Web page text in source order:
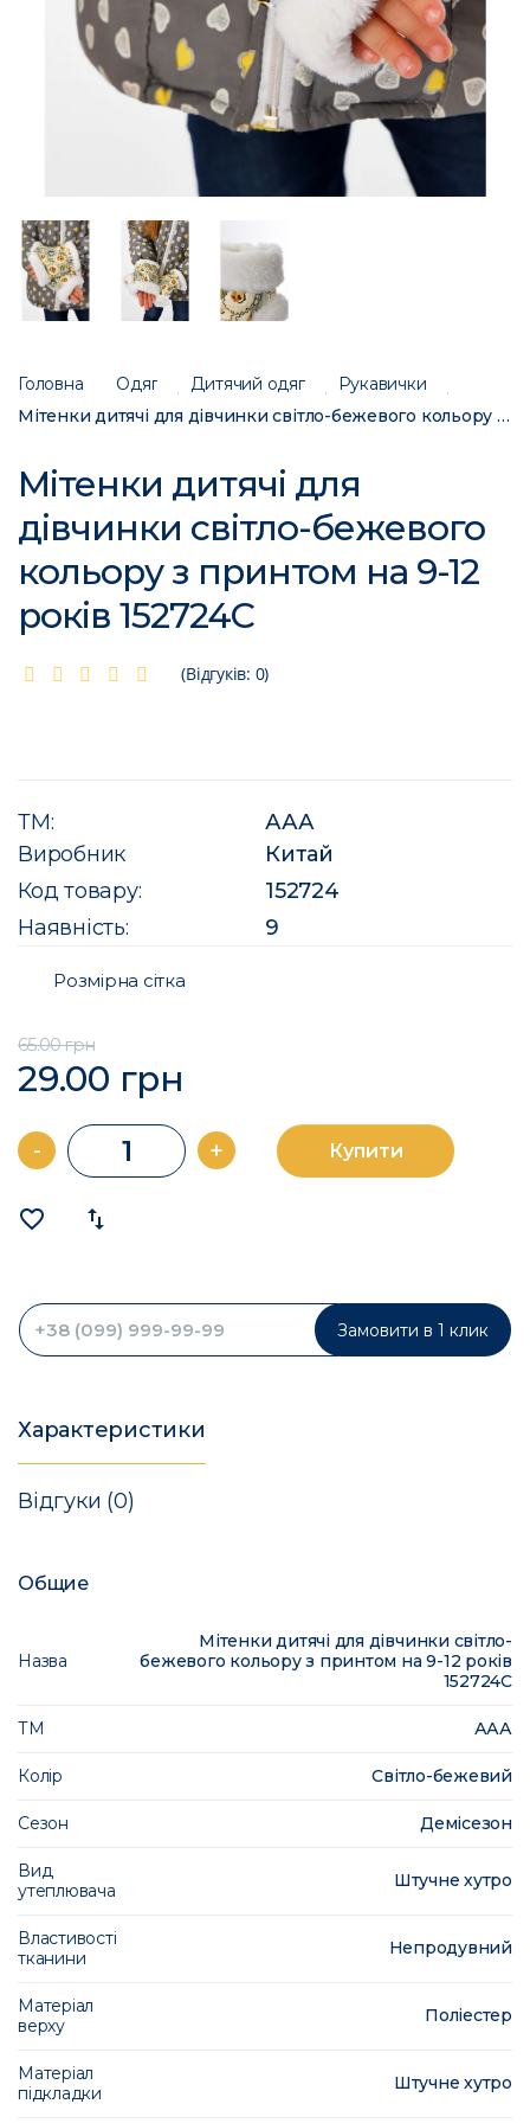
Головна Одяг Дитячий одяг
Рукавички
Мітенки дитячі для дівчинки світло-бежевого кольору з принтом на 9-12 років 152724C
Мітенки дитячі для
дівчинки світло-бежевого
кольору з принтом на 9-12
років 152724C
(Відгуків: 0)
ТМ:
ААА
Виробник
Китай
Код товару:
152724
Наявність:
9
Розмірна сітка
65.00 грн
29.00 грн
- + Купити
favorite_border import_export
Замовити в 1 клик
Характеристики
Відгуки (0)
Общие
Назва
Мітенки дитячі для дівчинки світло-
бежевого кольору з принтом на 9-12 років
152724C
ТМ ААА
Колір Світло-бежевий
Сезон Демісезон
Вид
утеплювача
Штучне хутро
Властивості
тканини
Непродувний
Матеріал
верху
Поліестер
Матеріал
підкладки
Штучне хутро